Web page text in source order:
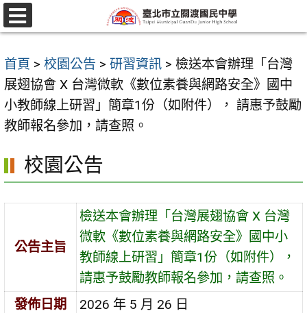
跳
至
要
內
容
區
選
單
首頁 > 校園公告 > 研習資訊 > 檢送本會辦理「台灣
展翅協會 X 台灣微軟《數位素養與網路安全》國中
小教師線上研習」簡章1份（如附件）， 請惠予鼓勵
教師報名參加，請查照。
校園公告
公告主旨
檢送本會辦理「台灣展翅協會 X 台灣
微軟《數位素養與網路安全》國中小
教師線上研習」簡章1份（如附件），
請惠予鼓勵教師報名參加，請查照。
發佈日期
2026 年 5 月 26 日